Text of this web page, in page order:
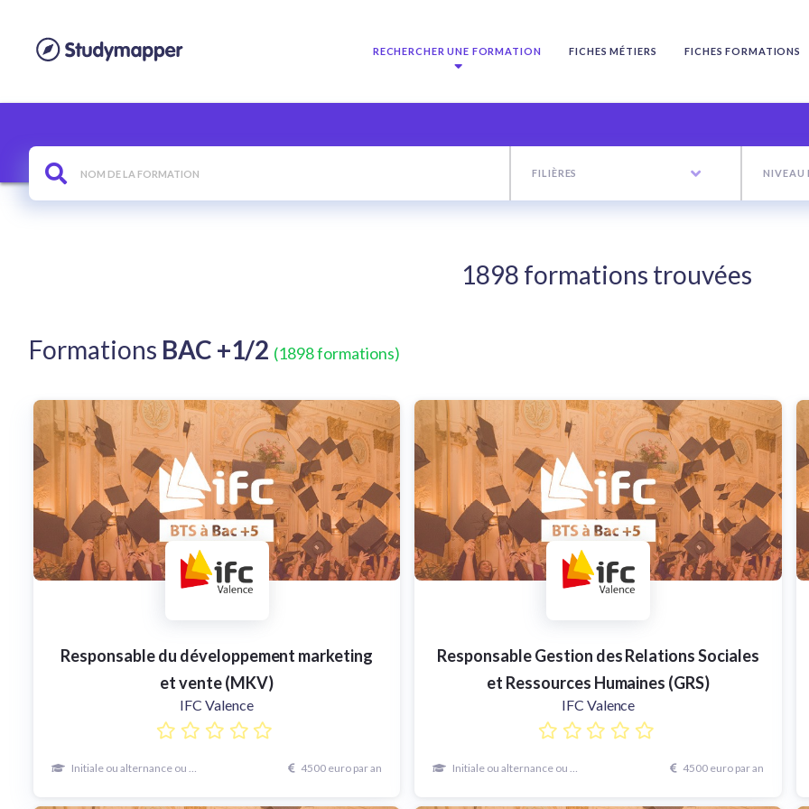
RECHERCHER UNE FORMATION FICHES MÉTIERS FICHES FORMATIONS
FILIÈRES NIVEAU
1898 formations trouvées
Formations BAC +1/2 (1898 formations)
Responsable du développement marketing
et vente (MKV)
IFC Valence
Initiale ou alternance ou continue 4500 euro par an
Responsable Gestion des Relations Sociales
et Ressources Humaines (GRS)
IFC Valence
Initiale ou alternance ou continue 4500 euro par an